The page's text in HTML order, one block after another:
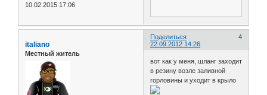
10.02.2015 17:06
Поделиться
4
22.09.2012 14:26
italiano
Местный житель
вот как у меня, шланг заходит
в резину возле заливной
горловины и уходит в крыло